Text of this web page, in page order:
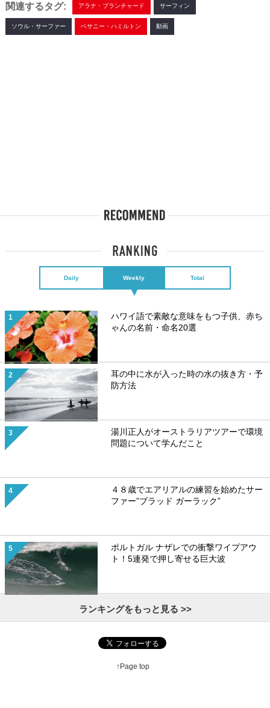
関連するタグ: アラナ・ブランチャード サーフィン
ソウル・サーファー ベサニー・ハミルトン 動画
Daily Weekly Total
ハワイ語で素敵な意味をもつ子供、赤ち
ゃんの名前・命名20選
耳の中に水が入った時の水の抜き方・予
防方法
湯川正人がオーストラリアツアーで環境
問題について学んだこと
４８歳でエアリアルの練習を始めたサー
ファー”ブラッド ガーラック”
ポルトガル ナザレでの衝撃ワイプアウ
ト！5連発で押し寄せる巨大波
ランキングをもっと見る >>
↑Page top